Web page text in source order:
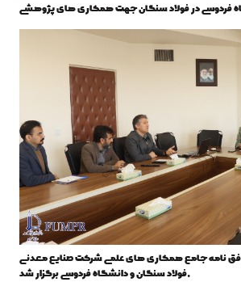
فردوسی در فولاد سنگان جهت همکاری های پژوهشی
نامه جامع همکاری های علمی شرکت صنایع معدنی
فولاد سنگان و دانشگاه فردوسی برگزار شد.